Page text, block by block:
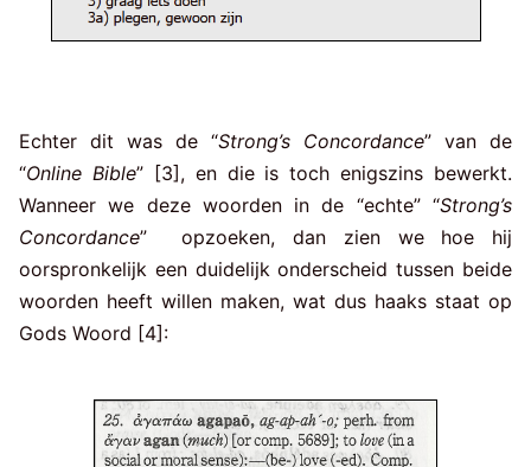
Echter dit was de “Strong’s Concordance” van de
“Online Bible” [3], en die is toch enigszins bewerkt.
Wanneer we deze woorden in de “echte” “Strong’s
Concordance” opzoeken, dan zien we hoe hij
oorspronkelijk een duidelijk onderscheid tussen beide
woorden heeft willen maken, wat dus haaks staat op
Gods Woord [4]: